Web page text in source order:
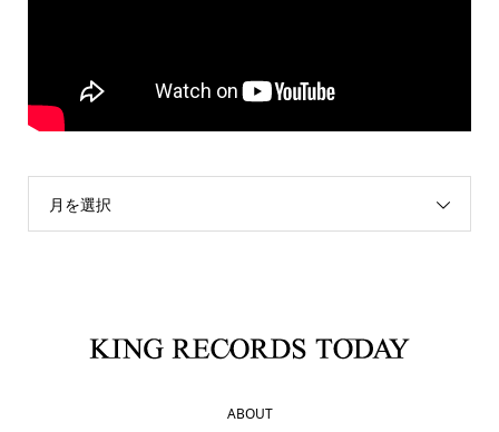
月を選択
ABOUT